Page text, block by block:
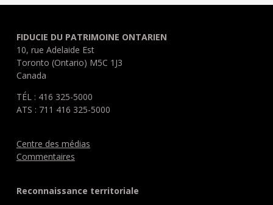
FIDUCIE DU PATRIMOINE ONTARIEN
10, rue Adelaide Est
Toronto (Ontario) M5C 1J3
Canada
TÉL : 416 325-5000
ATS : 711 416 325-5000
Centre des médias
Commentaires
Reconnaissance territoriale